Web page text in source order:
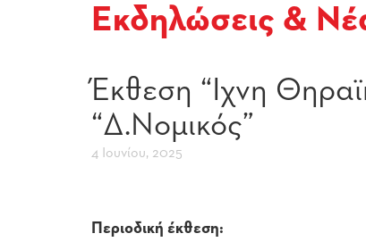
Εκδηλώσεις &
Έκθεση “Ιχνη
“Δ.Νομικός”
4 Ιουνίου, 2025
Περιοδική έκθεση: